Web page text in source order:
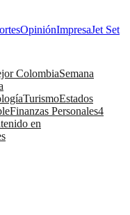
OpiniónImpresaJet Set
ColombiaSemana
TurismoEstados
Finanzas Personales4
en